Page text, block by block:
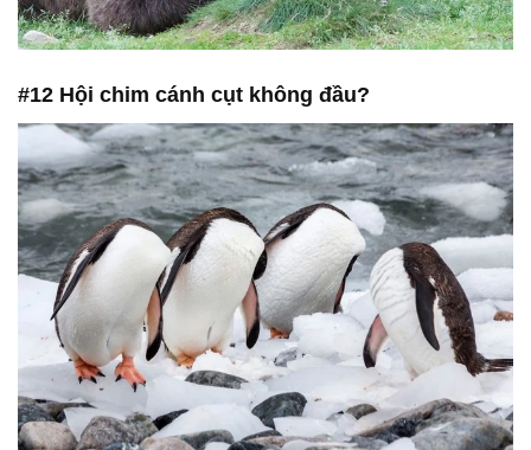
#12 Hội chim cánh cụt không đầu?